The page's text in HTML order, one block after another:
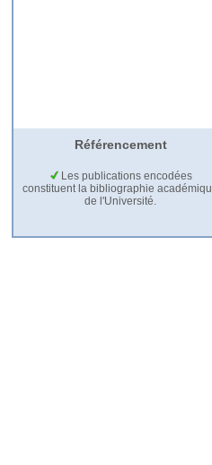
Référencement
Les publications encodées
constituent la bibliographie
de l'Université.